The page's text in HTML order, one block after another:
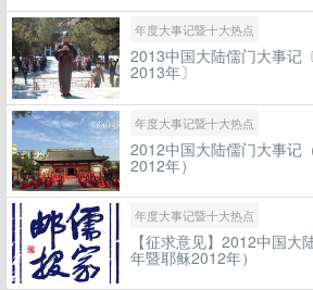
年度大事记暨十大热点
2013中国大陆儒门大事记
2013年〕
年度大事记暨十大热点
2012中国大陆儒门大事记
2012年）
年度大事记暨十大热点
【征求意见】2012中国
年暨耶稣2012年）